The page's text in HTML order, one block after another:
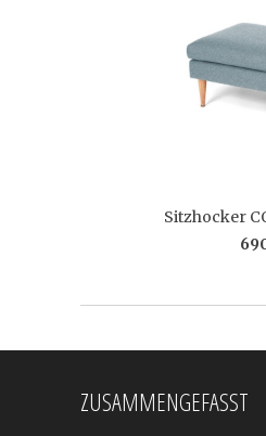
Sitzhocker
ZUSAMMENGEFASST